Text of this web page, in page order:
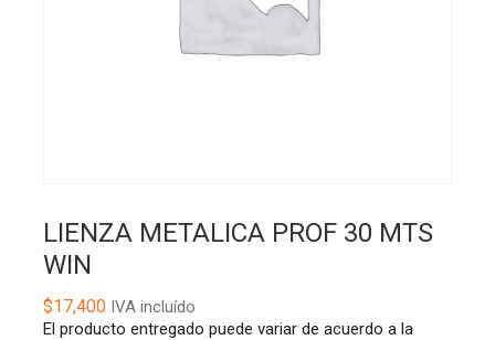
LIENZA METALICA PROF 30 MTS
WIN
$17,400IVA incluído
El producto entregado puede variar de acuerdo a la